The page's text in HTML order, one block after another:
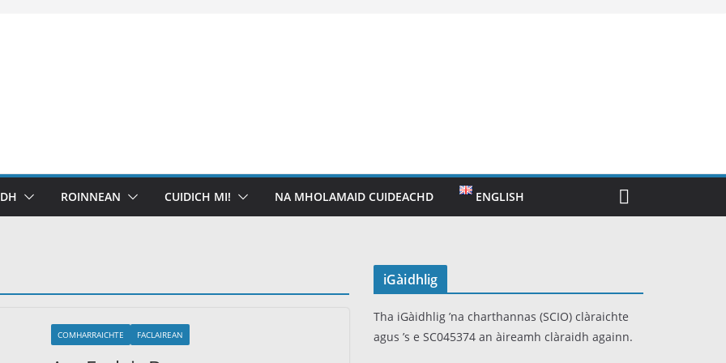
ROINNEAN CUIDICH MI! NA MHOLAMAID CUIDEACHD ENGLISH
COMHARRAICHTE FACLAIREAN
iGàidhlig
Tha iGàidhlig ’na charthannas (SCIO) clàraichte
agus ’s e SC045374 an àireamh clàraidh againn.